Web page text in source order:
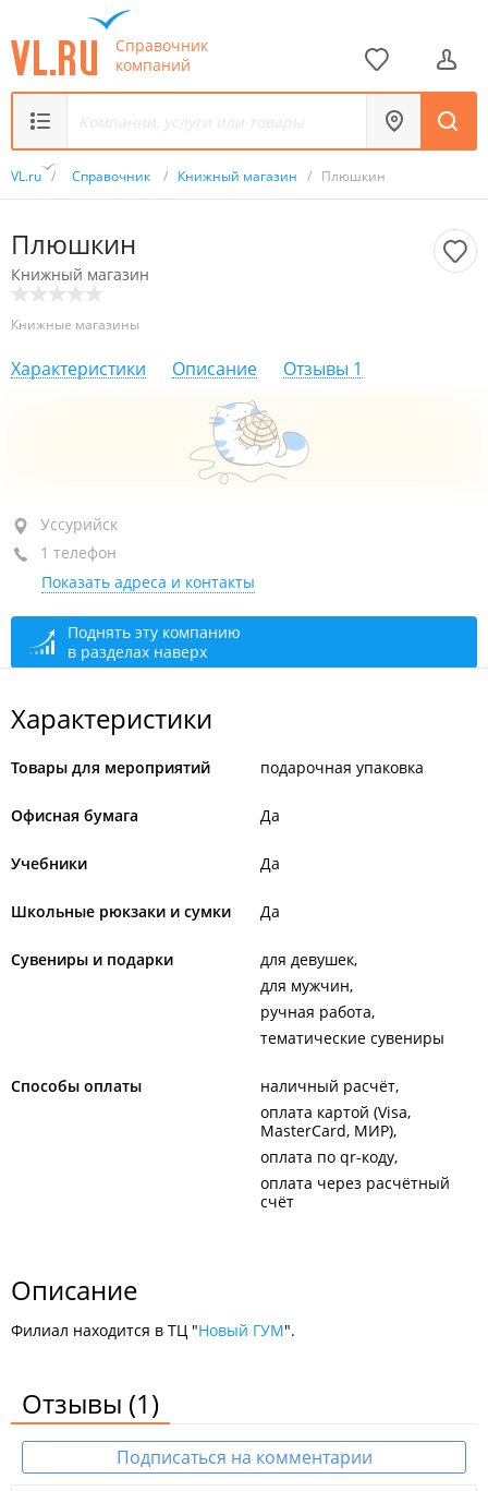
Справочник
компаний
VL.ru / Справочник / Книжный магазин / Плюшкин
Плюшкин
Книжный магазин
Книжные магазины
Характеристики Описание Отзывы 1
Уссурийск, ул. Чичерина, 105
ТЦ "Новый ГУМ", 1-й этаж, напротив Галамарт
закрыто, откроется в 10:00
Уссурийск
1 телефон
Показать адреса и контакты
Поднять эту компанию
в разделах наверх
Характеристики
Товары для мероприятий подарочная упаковка
Офисная бумага Да
Учебники Да
Школьные рюкзаки и сумки Да
Сувениры и подарки
для девушек
для мужчин
ручная работа
тематические сувениры
Способы оплаты
наличный расчёт
оплата картой (Visa,
MasterCard, МИР)
оплата по qr-коду
оплата через расчётный
счёт
Описание
Филиал находится в ТЦ "Новый ГУМ".
Отзывы (1)
Подписаться на комментарии